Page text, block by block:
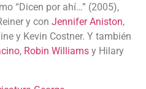
“Dicen por ahí…” (2005),
y con Jennifer Aniston,
y Kevin Costner. Y también
, Robin Williams y Hilary